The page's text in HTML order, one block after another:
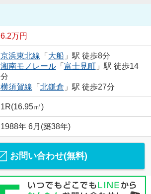
6.2万円
京浜東北線 「 大船」駅 徒歩8分
湘南モノレール「 富士見町」駅 徒歩14
分
横須賀線 「 北鎌倉 」駅 徒歩27分
1R(16.95㎡)
1988年 6月(築38年)
お問い合わせ(無料)